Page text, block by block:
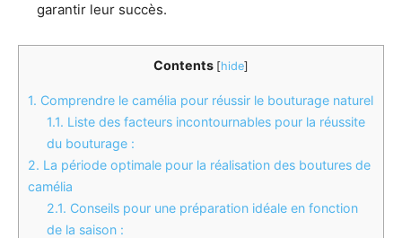
garantir leur succès.
Contents [hide]
1. Comprendre le camélia pour réussir le bouturage naturel
1.1. Liste des facteurs incontournables pour la réussite
du bouturage :
2. La période optimale pour la réalisation des boutures de
camélia
2.1. Conseils pour une préparation idéale en fonction
de la saison :